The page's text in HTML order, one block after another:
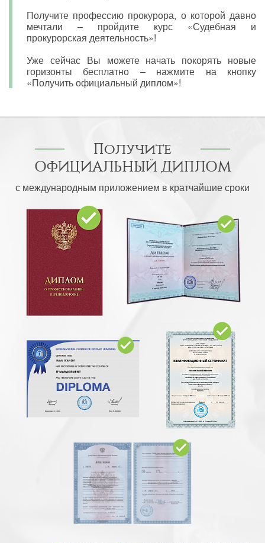
Получите профессию прокурора, о которой давно
мечтали – пройдите курс «Судебная и
прокурорская деятельность»!
Уже сейчас Вы можете начать покорять новые
горизонты бесплатно – нажмите на кнопку
«Получить официальный диплом»!
Получите
ОФИЦИАЛЬНЫЙ ДИПЛОМ
с международным приложением в кратчайшие сроки